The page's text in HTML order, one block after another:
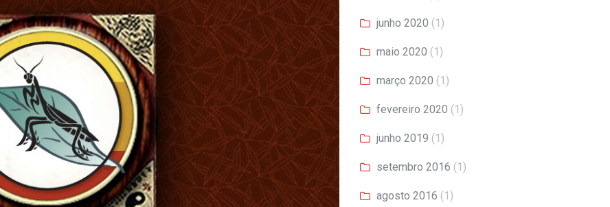
junho 2020 (1)
maio 2020 (1)
março 2020 (1)
fevereiro 2020 (1)
junho 2019 (1)
setembro 2016 (1)
agosto 2016 (1)